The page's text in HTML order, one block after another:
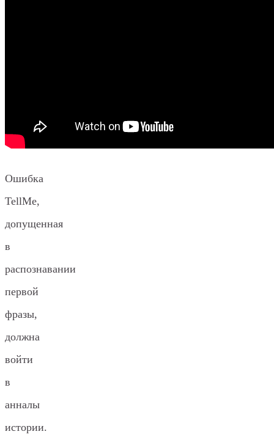
Ошибка
TellMe,
допущенная
в
распознавании
первой
фразы,
должна
войти
в
анналы
истории.